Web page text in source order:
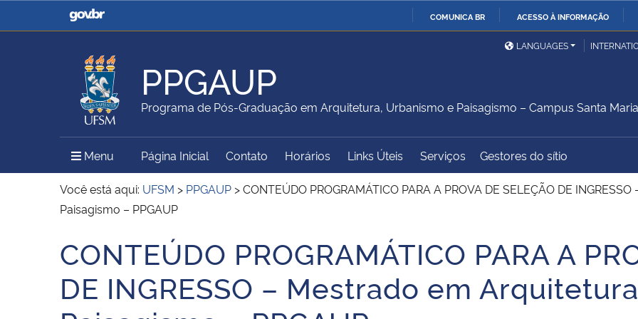
COMUNICA BR ACESSO À INFORMAÇÃO
Casa Civil
Ministério da Justiça e
Ministério da Defesa
Ministério das Relações
Exteriores
Ministério da Agricultura,
Pecuária e Abastecimento
Ministério da Educação
Ministério do Meio Ambiente Ministério do Turismo
Ministério do
Desenvolvimento Regional
Controladoria-Geral da
União
Institucional
Advocacia-Geral da União
LANGUAGES
PPGAUP
Programa de Pós-Graduação em Arquitetura, Urbanismo e Paisagismo – Campus Santa Maria
Menu Menu Principal do Sítio
Página Inicial Contato Horários Links Úteis Serviços Gestores do sítio
Você está aqui: UFSM > PPGAUP >CONTEÚDO PROGRAMÁTICO PARA A PROVA DE SELEÇÃO DE
Paisagismo – PPGAUP
Início do conteúdo
CONTEÚDO PROGRAMÁTICO PARA A
DE INGRESSO – Mestrado em